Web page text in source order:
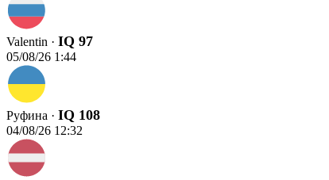
Valentin · IQ 97
05/08/26 1:44
Руфина · IQ 108
04/08/26 12:32